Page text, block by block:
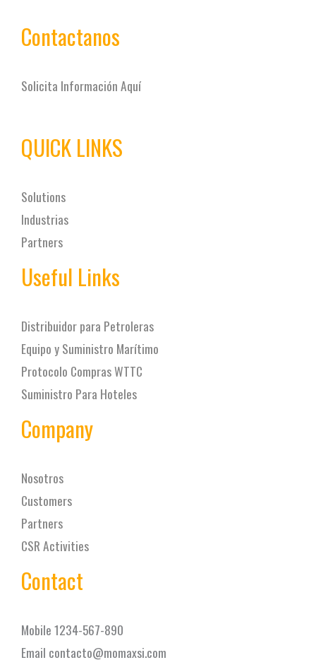
Contactanos
Solicita Información Aquí
QUICK LINKS
Solutions
Industrias
Partners
Useful Links
Distribuidor para Petroleras
Equipo y Suministro Marítimo
Protocolo Compras WTTC
Suministro Para Hoteles
Company
Nosotros
Customers
Partners
CSR Activities
Contact
Mobile 1234-567-890
Email contacto@momaxsi.com